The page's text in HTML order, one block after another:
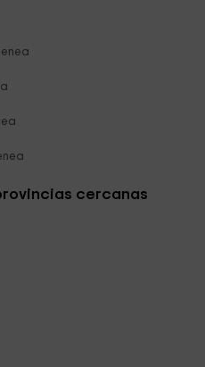
cercanas